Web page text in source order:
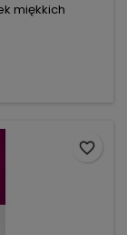
miękkich
favorite_border